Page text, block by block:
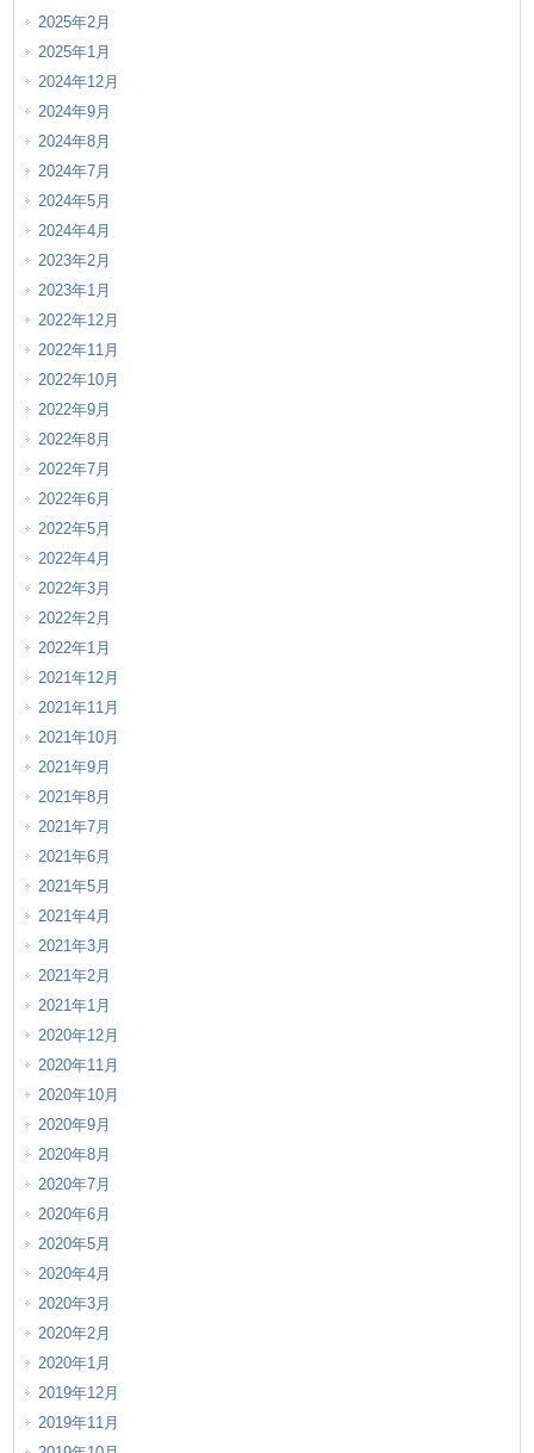
2025年2月
2025年1月
2024年12月
2024年9月
2024年8月
2024年7月
2024年5月
2024年4月
2023年2月
2023年1月
2022年12月
2022年11月
2022年10月
2022年9月
2022年8月
2022年7月
2022年6月
2022年5月
2022年4月
2022年3月
2022年2月
2022年1月
2021年12月
2021年11月
2021年10月
2021年9月
2021年8月
2021年7月
2021年6月
2021年5月
2021年4月
2021年3月
2021年2月
2021年1月
2020年12月
2020年11月
2020年10月
2020年9月
2020年8月
2020年7月
2020年6月
2020年5月
2020年4月
2020年3月
2020年2月
2020年1月
2019年12月
2019年11月